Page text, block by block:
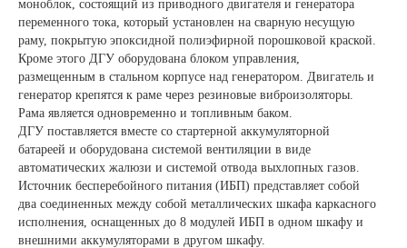
моноблок, состоящий из приводного двигателя и генератора
переменного тока, который установлен на сварную несущую
раму, покрытую эпоксидной полиэфирной порошковой краской.
Кроме этого ДГУ оборудована блоком управления,
размещенным в стальном корпусе над генератором. Двигатель и
генератор крепятся к раме через резиновые виброизоляторы.
Рама является одновременно и топливным баком.
ДГУ поставляется вместе со стартерной аккумуляторной
батареей и оборудована системой вентиляции в виде
автоматических жалюзи и системой отвода выхлопных газов.
Источник бесперебойного питания (ИБП) представляет собой
два соединенных между собой металлических шкафа каркасного
исполнения, оснащенных до 8 модулей ИБП в одном шкафу и
внешними аккумуляторами в другом шкафу.